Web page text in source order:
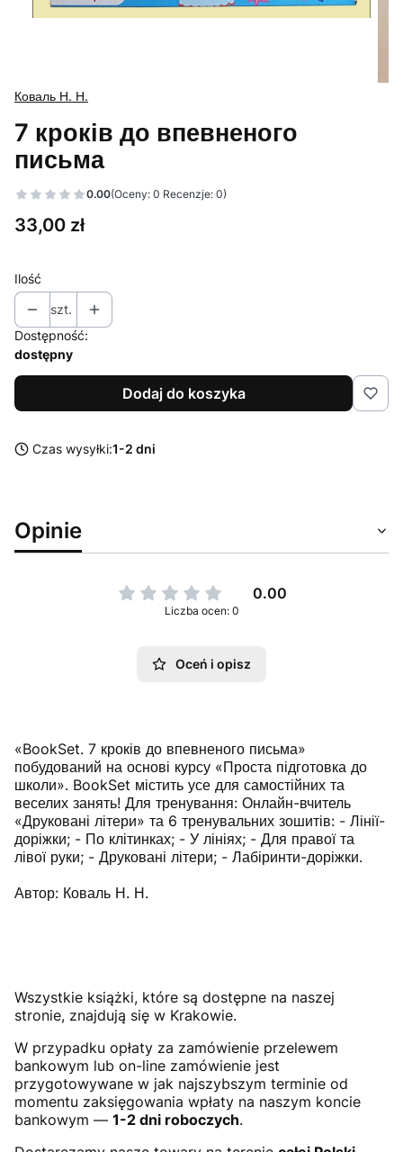
Коваль Н. Н.
7 кроків до впевненого
письма
0.00(Oceny: 0 Recenzje: 0)
Cena
33,00 zł
Ilość
szt.
Dostępność:
dostępny
Dodaj do koszyka
Czas wysyłki:1-2 dni
Opinie
0.00
Liczba ocen: 0
Oceń i opisz
«BookSet. 7 кроків до впевненого письма»
побудований на основі курсу «Проста підготовка до
школи». BookSet містить усе для самостійних та
веселих занять! Для тренування: Онлайн-вчитель
«Друковані літери» та 6 тренувальних зошитів: - Лінії-
доріжки; - По клітинках; - У лініях; - Для правої та
лівої руки; - Друковані літери; - Лабіринти-доріжки.
Автор: Коваль Н. Н.
Wszystkie książki, które są dostępne na naszej
stronie, znajdują się w Krakowie.
W przypadku opłaty za zamówienie przelewem
bankowym lub on-line zamówienie jest
przygotowywane w jak najszybszym terminie od
momentu zaksięgowania wpłaty na naszym koncie
bankowym — 1-2 dni roboczych.